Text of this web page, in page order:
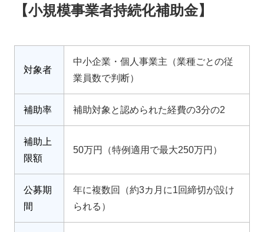
【小規模事業者持続化補助金】
対象者
中小企業・個人事業主（業種ごとの従
業員数で判断）
補助率 補助対象と認められた経費の3分の2
補助上
限額
50万円（特例適用で最大250万円）
公募期
間
年に複数回（約3カ月に1回締切が設け
られる）